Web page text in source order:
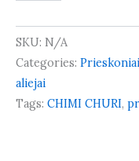
SKU: N/A
Categories: Prieskoniai
aliejai
Tags: CHIMI CHURI,